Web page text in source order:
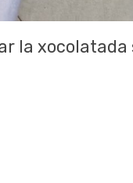
la xocolatada